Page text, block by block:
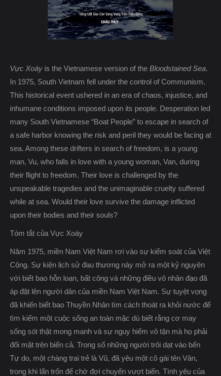
Vực Xoáy is the Vietnamese version of the Bloodstained Sea.
In 1975, South Vietnam fell under the control of Communism.
This historical event ushered in an era of chaos, injustice, and
inhumane conditions imposed upon its people. Desperation led
many South Vietnamese “Boat People” to escape in search of
a safe harbor knowing the risk and peril they would be facing at
sea. Among these drifters in search of freedom, is a young
man, Vu, who falls in love with a young woman, Van, during
their flight to freedom. Their love is challenged by the
unspeakable tragedies and the unimaginable cruelty suffered
while at sea. Would their love survive the damage inflicted
upon their bodies and their souls?
Tóm tắt của Vực Xoáy
Năm 1975, miền Nam Việt Nam rơi vào sự kiểm soát của Việt
Cộng. Sự kiện lịch sử đau thương này mở ra một kỷ nguyên
với biết bao hỗn loạn, bất công và những điều vô nhân đạo đã
áp đặt lên người dân của miền Nam Việt Nam. Sự tuyệt vọng
đã khiến biết bao Thuyền Nhân tìm cách thoát ra khỏi nước để
tìm kiếm một cuộc sống an toàn mặc dù biết rằng cơ may
sống sót thật mong manh và sự nguy hiểm vô tận mà họ phải
đối mặt trên biển cả. Trong số những người trôi dạt vào bến
Tự do, một chàng trai trẻ là Vũ, đã yêu một cô gái tên Vân,
trong khi lẩn trốn để chờ đợi chuyến vượt biển. Tình yêu của